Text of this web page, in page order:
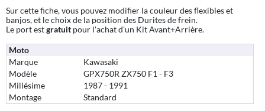
Sur cette fiche, vous pouvez modifier la couleur des flexibles et
banjos, et le choix de la position des Durites de frein.
Le port estgratuit pour l'achat d'un Kit Avant+Arrière.
Moto
Marque
Kawasaki
Modèle
GPX750R ZX750 F1 - F3
Millésime
1987 - 1991
Montage
Standard